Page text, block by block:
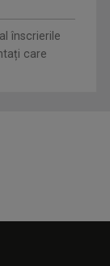
înscrierile
care